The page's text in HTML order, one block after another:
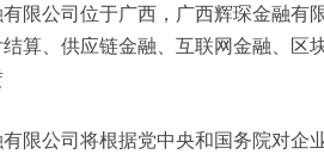
限公司位于广西，广西辉琛金融有
算、供应链金融、互联网金融、区
限公司将根据党中央和国务院对